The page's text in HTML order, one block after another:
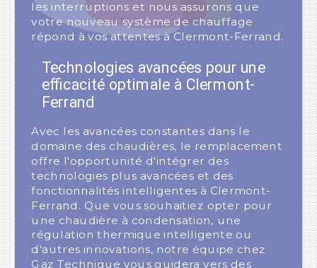
les interruptions et nous assurons que
votre nouveau système de chauffage
répond à vos attentes à Clermont-Ferrand.
Technologies avancées pour une
efficacité optimale à Clermont-
Ferrand
Avec les avancées constantes dans le
domaine des chaudières, le remplacement
offre l'opportunité d'intégrer des
technologies plus avancées et des
fonctionnalités intelligentes à Clermont-
Ferrand. Que vous souhaitiez opter pour
une chaudière à condensation, une
régulation thermique intelligente ou
d'autres innovations, notre équipe chez
Gaz Technique vous guidera vers des